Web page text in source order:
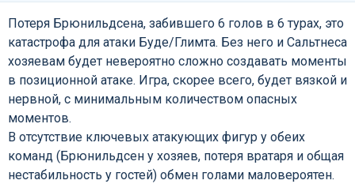
Потеря Брюнильдсена, забившего 6 голов в 6 турах, это
катастрофа для атаки Буде/Глимта. Без него и Сальтнеса
хозяевам будет невероятно сложно создавать моменты
в позиционной атаке. Игра, скорее всего, будет вязкой и
нервной, с минимальным количеством опасных
моментов.
В отсутствие ключевых атакующих фигур у обеих
команд (Брюнильдсен у хозяев, потеря вратаря и общая
нестабильность у гостей) обмен голами маловероятен.